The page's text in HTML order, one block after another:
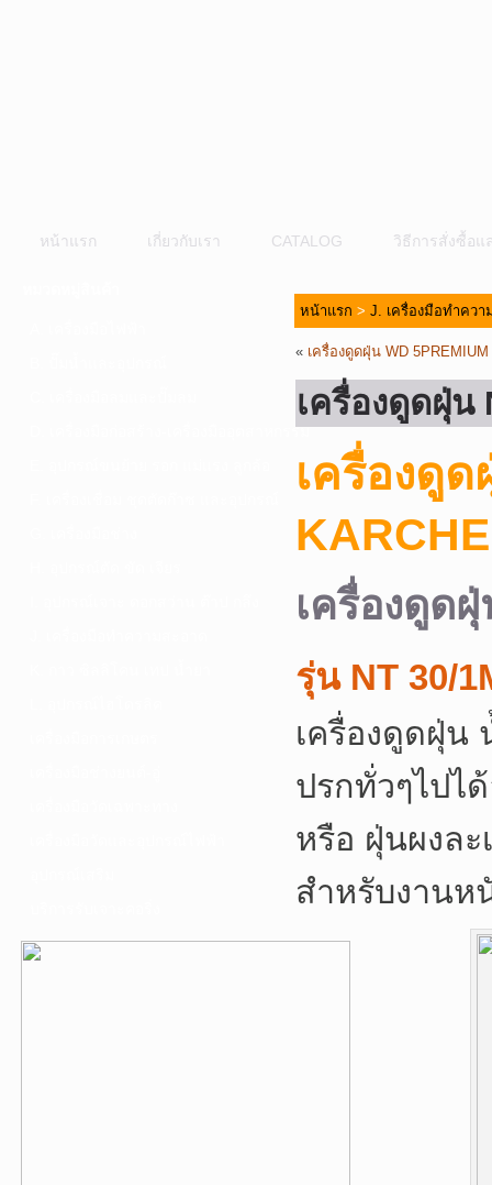
หน้าแรก เกี่ยวกับเรา CATALOG วิธีการสั่งซื้อแ
D. เครื่องมือก่อสร้าง-เครื่องมืออุตสาหกรรม
หน้าแรก > J. เครื่องมือทำควา
« เครื่องดูดฝุ่น WD
เครื่องดูดฝุ่น
เครื่องดู
เครื่องดูด
รุ่น NT 30/
เครื่องดูดฝุ่น
ปรกทั่วๆไปไ
หรือ ฝุ่นผงละ
สำหรับงานห